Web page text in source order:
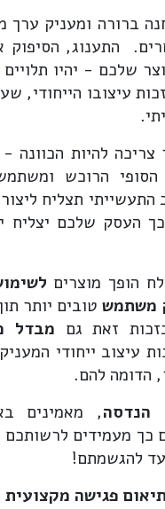
ברורה ומעניק ערך
התענוג, הסיפוק
שלכם - יהיו
עיצובו הייחודי,
צריכה להיות הכוונה
הסופי הרוכש
תצליח
העסק שלכם יצליח
הופך מוצרים
משתמשטובים יותר
זאת גם מבדל
עיצוב ייחודי
הדומה להם.
הנדסה, מאמינים
כך מעמידים לרשותכם
להגשמתם!
פגישה מקצועית